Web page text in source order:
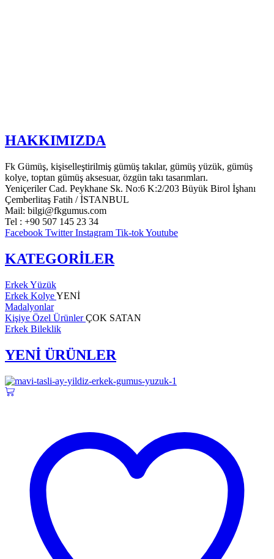
HAKKIMIZDA
Fk Gümüş, kişiselleştirilmiş gümüş takılar, gümüş yüzük, gümüş
kolye, toptan gümüş aksesuar, özgün takı tasarımları.
Yeniçeriler Cad. Peykhane Sk. No:6 K:2/203 Büyük Birol İşhanı
Çemberlitaş Fatih / İSTANBUL
Mail: bilgi@fkgumus.com
Tel : +90 507 145 23 34
Facebook Twitter Instagram Tik-tokYoutube
KATEGORİLER
Erkek Yüzük
Erkek KolyeYENİ
Madalyonlar
Kişiye Özel ÜrünlerÇOK SATAN
Erkek Bileklik
YENİ ÜRÜNLER